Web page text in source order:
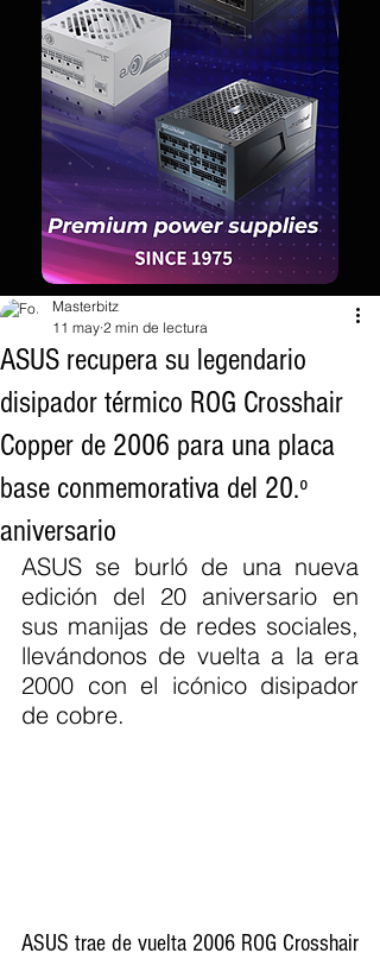
ASUS recupera su legendario
disipador térmico ROG Crosshair
Copper de 2006 para una placa
base conmemorativa del 20.º
aniversario
Masterbitz
11 may 2 min de lectura
ASUS se burló de una nueva
edición del 20 aniversario en
sus manijas de redes sociales,
llevándonos de vuelta a la era
2000 con el icónico disipador
de cobre.
ASUS trae de vuelta 2006 ROG Crosshair